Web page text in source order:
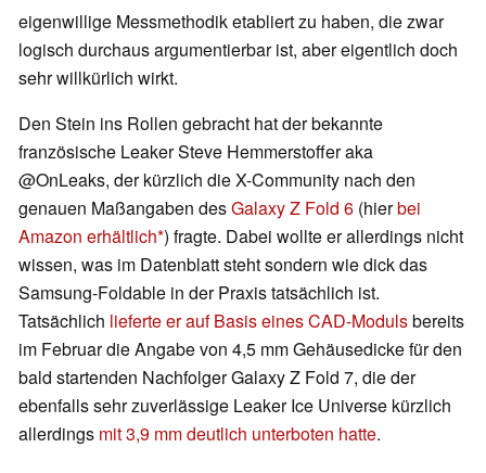
eigenwillige Messmethodik etabliert zu haben, die zwar
logisch durchaus argumentierbar ist, aber eigentlich doch
sehr willkürlich wirkt.
Den Stein ins Rollen gebracht hat der bekannte
französische Leaker Steve Hemmerstoffer aka
@OnLeaks, der kürzlich die X-Community nach den
genauen Maßangaben desGalaxy Z Fold 6 (hierbei
Amazon erhältlich ) fragte. Dabei wollte er allerdings nicht
wissen, was im Datenblatt steht sondern wie dick das
Samsung-Foldable in der Praxis tatsächlich ist.
Tatsächlich lieferte er auf Basis eines CAD-Modulsbereits
im Februar die Angabe von 4,5 mm Gehäusedicke für den
bald startenden Nachfolger Galaxy Z Fold 7, die der
ebenfalls sehr zuverlässige Leaker Ice Universe kürzlich
allerdings mit 3,9 mm deutlich unterboten hatte.